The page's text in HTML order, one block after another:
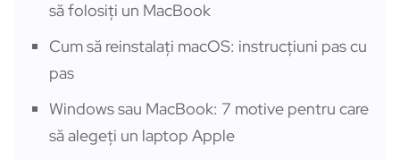
să folosiți un MacBook
Cum să reinstalați macOS: instrucțiuni pas cu
pas
Windows sau MacBook: 7 motive pentru care
să alegeți un laptop Apple